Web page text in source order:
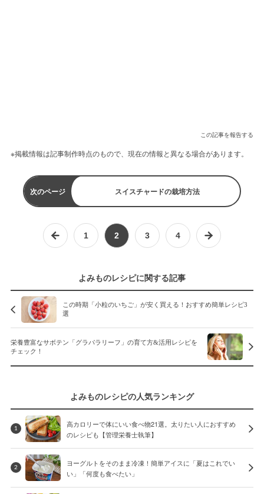
この記事を報告する
※掲載情報は記事制作時点のもので、現在の情報と異なる場合があります。
次のページ スイスチャードの栽培方法
1 2 3 4
よみものレシピに関する記事
この時期「小粒のいちご」が安く買える！おすすめ簡単レシピ3
選
栄養豊富なサボテン「グラパラリーフ」の育て方&活用レシピを
チェック！
よみものレシピの人気ランキング
1
高カロリーで体にいい食べ物21選。太りたい人におすすめ
のレシピも【管理栄養士執筆】
2
ヨーグルトをそのまま冷凍！簡単アイスに「夏はこれでい
い」「何度も食べたい」